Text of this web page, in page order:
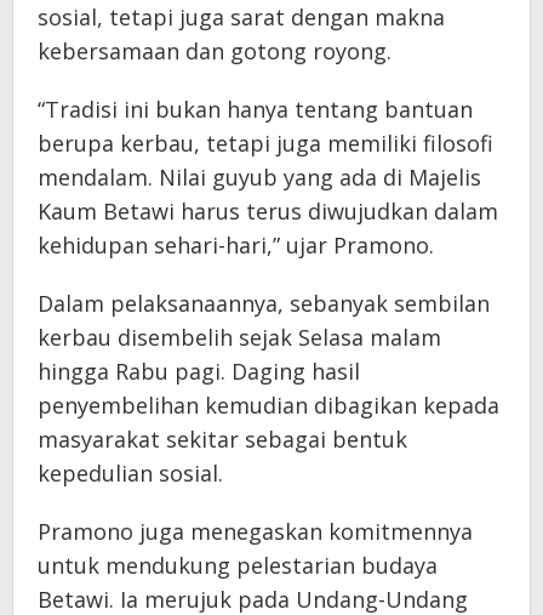
sosial, tetapi juga sarat dengan makna
kebersamaan dan gotong royong.
“Tradisi ini bukan hanya tentang bantuan
berupa kerbau, tetapi juga memiliki filosofi
mendalam. Nilai guyub yang ada di Majelis
Kaum Betawi harus terus diwujudkan dalam
kehidupan sehari-hari,” ujar Pramono.
Dalam pelaksanaannya, sebanyak sembilan
kerbau disembelih sejak Selasa malam
hingga Rabu pagi. Daging hasil
penyembelihan kemudian dibagikan kepada
masyarakat sekitar sebagai bentuk
kepedulian sosial.
Pramono juga menegaskan komitmennya
untuk mendukung pelestarian budaya
Betawi. Ia merujuk pada Undang-Undang